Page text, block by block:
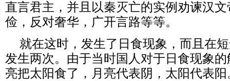
直言君主，并且以秦灭亡的实例劝谏汉
俭，反对奢华，广开言路等等。
就在这时，发生了日食现象，而且在
发生两次。由于当时国人对于日食现象
亮把太阳食了，月亮代表阴，太阳代表